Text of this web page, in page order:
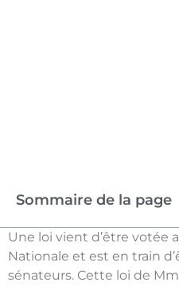
Sommaire de la page
Une loi vient d’être votée
Nationale et est en train
sénateurs. Cette loi de